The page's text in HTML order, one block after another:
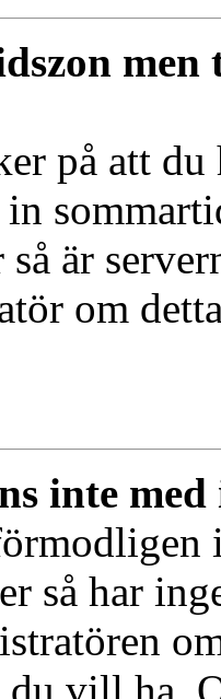
på att
så är
om
inte med
så har